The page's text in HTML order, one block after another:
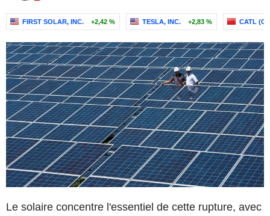
FIRST SOLAR, INC. +2,42 % TESLA, INC. +2,83 % CATL
Le solaire concentre l'essentiel de cette rupture, avec